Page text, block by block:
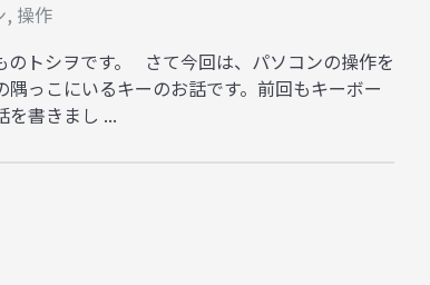
, 操作
のトシヲです。 さて今回は、パソコンの操作を
っこにいるキーのお話です。前回もキーボー
を書きまし ...